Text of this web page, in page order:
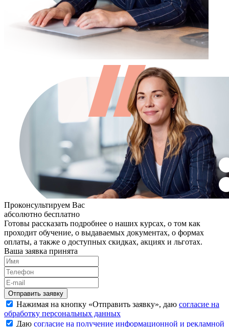
Проконсультируем Вас
абсолютно бесплатно
Готовы рассказать подробнее о наших курсах, о том как
проходит обучение, о выдаваемых документах, о формах
оплаты, а также о доступных скидках, акциях и льготах.
Ваша заявка принята
Нажимая на кнопку «Отправить заявку», даю согласие на
обработку персональных данных
Даю согласие на получение информационной и рекламной